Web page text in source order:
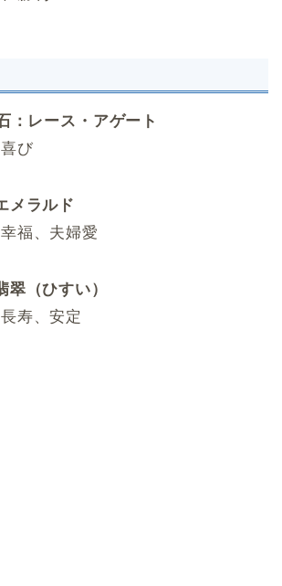
：レース・アゲート
び
メラルド
福、夫婦愛
翠（ひすい）
寿、安定